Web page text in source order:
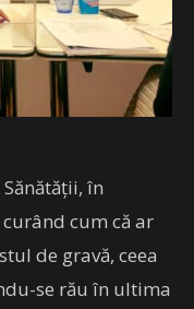
în
cum că ar
de gravă, ceea
se rău în ultima